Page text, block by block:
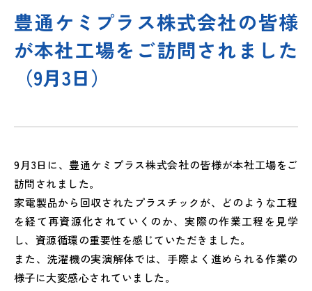
豊通ケミプラス株式会社の皆様
が本社工場をご訪問されました
（9月3日）
9月3日に、豊通ケミプラス株式会社の皆様が本社工場をご
訪問されました。
家電製品から回収されたプラスチックが、どのような工程
を経て再資源化されていくのか、実際の作業工程を見学
し、資源循環の重要性を感じていただきました。
また、洗濯機の実演解体では、手際よく進められる作業の
様子に大変感心されていました。